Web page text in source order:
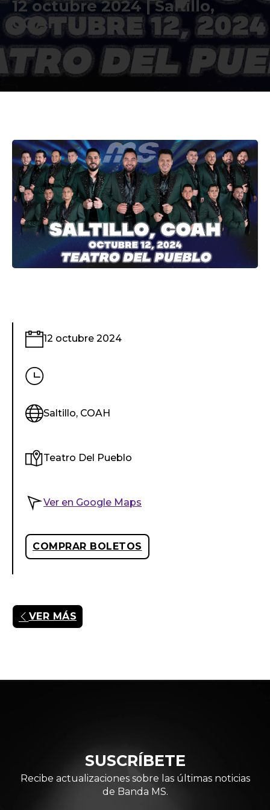
12 octubre 2024 | Saltillo,
COAH
12 octubre 2024
Saltillo, COAH
Teatro Del Pueblo
Ver en Google Maps
COMPRAR BOLETOS
VER MÁS
SUSCRÍBETE
Recibe actualizaciones sobre las últimas noticias
de Banda MS.